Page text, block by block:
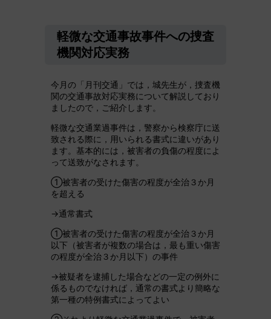
軽微な交通事故事件への捜査
機関対応実務
今月の「月刊交通」では，城先生が，捜査機
関の交通事故対応実務について解説しており
ましたので，ご紹介します。
軽微な交通業過事件は，警察から検察庁に送
致される際に，用いられる書式に違いがあり
ます。基本的には，被害者の負傷の程度によ
って送致がなされます。
①被害者の受けた傷害の程度が全治３か月
を超える
→通常書式
①被害者の受けた傷害の程度が全治３か月
以下（被害者が複数の場合は，最も重い傷害
の程度が全治３か月以下）の事件
→被疑者を逮捕した場合などの一定の例外に
係るものでなければ，通常の書式より簡略な
第一種の特例書式によってよい